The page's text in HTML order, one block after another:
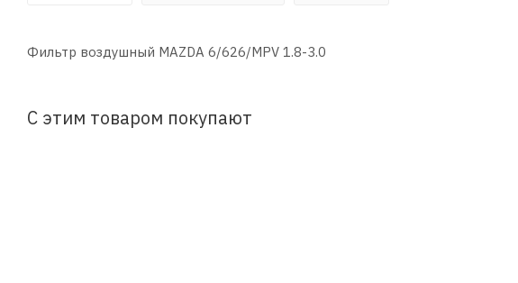
Фильтр воздушный MAZDA 6/626/MPV 1.8-3.0
С этим товаром покупают